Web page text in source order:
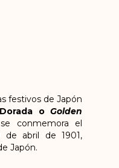
festivos de Japón
Dorada oGolden
conmemora el
abril de 1901,
Japón.